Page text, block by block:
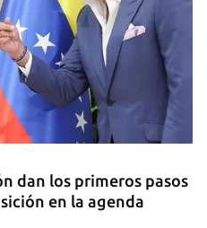
dan los primeros pasos
en la agenda